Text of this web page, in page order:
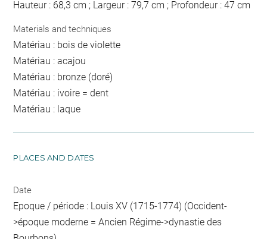
Hauteur : 68,3 cm ; Largeur : 79,7 cm ; Profondeur : 47 cm
Materials and techniques
Matériau : bois de violette
Matériau : acajou
Matériau : bronze (doré)
Matériau : ivoire = dent
Matériau : laque
PLACES AND DATES
Date
Epoque / période : Louis XV (1715-1774) (Occident-
>époque moderne = Ancien Régime->dynastie des